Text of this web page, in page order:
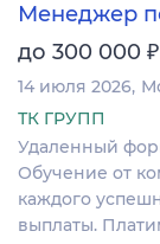
Менеджер
до 300 000 ₽
14 июля 2026
ТК ГРУПП
Удаленный
Обучение от
каждого
выплаты.